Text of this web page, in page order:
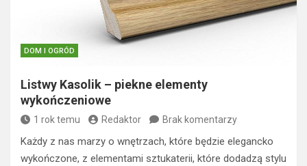
DOM I OGRÓD
Listwy Kasolik – piekne elementy
wykończeniowe
1 rok temu Redaktor Brak komentarzy
Każdy z nas marzy o wnętrzach, które będzie elegancko
wykończone, z elementami sztukaterii, które dodadzą stylu